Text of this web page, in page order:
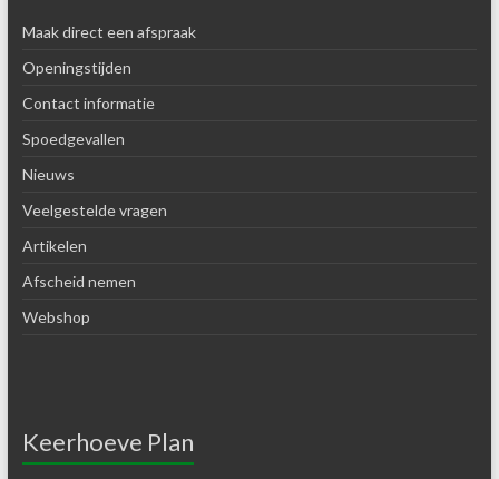
Maak direct een afspraak
Openingstijden
Contact informatie
Spoedgevallen
Nieuws
Veelgestelde vragen
Artikelen
Afscheid nemen
Webshop
Keerhoeve Plan